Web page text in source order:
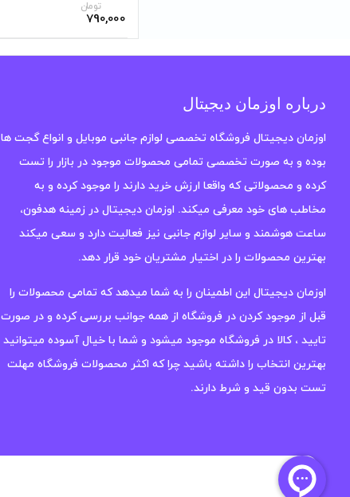
790,000
تومان
درباره اوزمان دیجیتال
اوزمان دیجیتال فروشگاه تخصصی لوازم جانبی موبایل و انواع گجت ها
بوده و به صورت تخصصی تمامی محصولات موجود در بازار را تست
کرده و محصولاتی که واقعا ارزش خرید دارند را موجود کرده و به
مخاطب های خود معرفی میکند. اوزمان دیجیتال در زمینه هدفون،
ساعت هوشمند و سایر لوازم جانبی نیز فعالیت دارد و سعی میکند
بهترین محصولات را در اختیار مشتریان خود قرار دهد.
اوزمان دیجیتال این اطمینان را به شما میدهد که تمامی محصولات را
قبل از موجود کردن در فروشگاه از همه جوانب بررسی کرده و در صورت
تایید ، کالا در فروشگاه موجود میشود و شما با خیال آسوده میتوانید
بهترین انتخاب را داشته باشید چرا که اکثر محصولات فروشگاه مهلت
تست بدون قید و شرط دارند.